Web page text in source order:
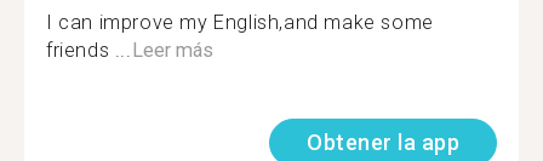
I can improve my English,and make some
friends ...Leer más
Obtener la app